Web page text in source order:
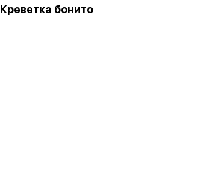
Креветка бонито